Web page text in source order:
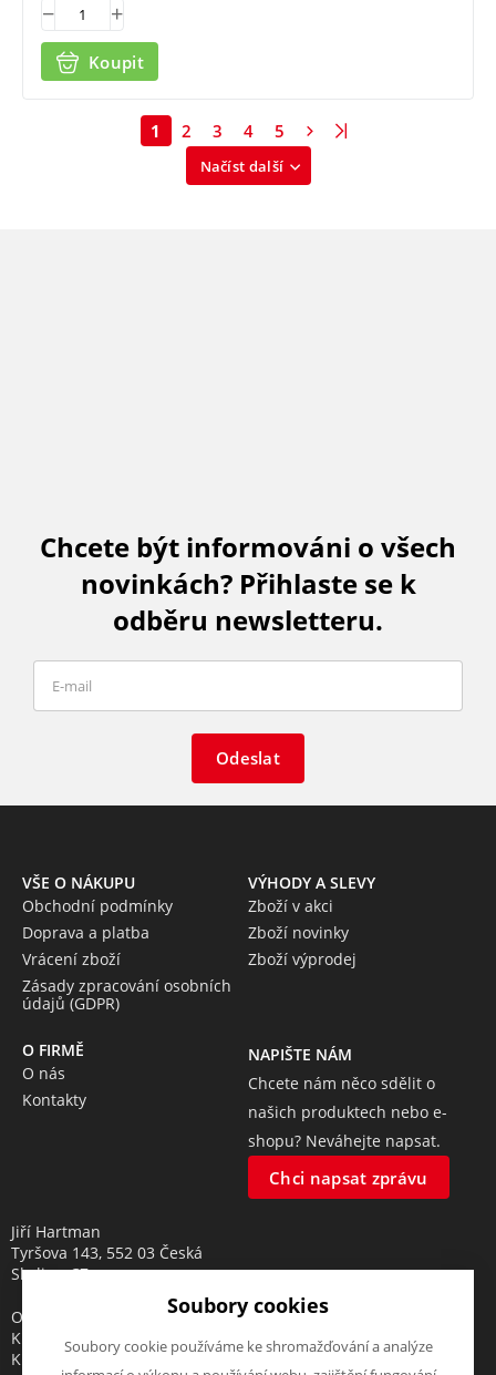
Koupit
Načíst další
1 2 3 4 5
Chcete být informováni o všech
novinkách? Přihlaste se k
odběru newsletteru.
Odeslat
VŠE O NÁKUPU
Obchodní podmínky
Doprava a platba
Vrácení zboží
Zásady zpracování osobních
údajů (GDPR)
VÝHODY A SLEVY
Zboží v akci
Zboží novinky
Zboží výprodej
O FIRMĚ
O nás
Kontakty
NAPIŠTE NÁM
Chcete nám něco sdělit o
našich produktech nebo e-
shopu? Neváhejte napsat.
Chci napsat zprávu
Jiří Hartman
Tyršova 143, 552 03 Česká
Skalice, CZ
Obchodní rejstřík vedený u
Krajského soudu v Hradci
Králové, oddíl A, vložka 18553
Soubory cookies
Soubory cookie používáme ke shromažďování a analýze